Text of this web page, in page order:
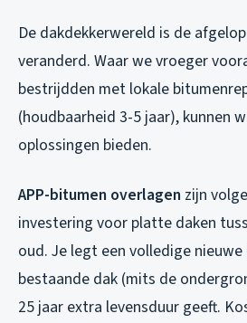
De dakdekkerwereld is de
veranderd. Waar we vroeger
bestrijdden met lokale
(houdbaarheid 3-5 jaar), kunnen
oplossingen bieden.
APP-bitumen overlagen zijn
investering voor platte daken
oud. Je legt een volledige
bestaande dak (mits de
25 jaar extra levensduur geeft.